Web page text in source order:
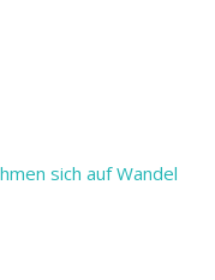
sich auf Wandel